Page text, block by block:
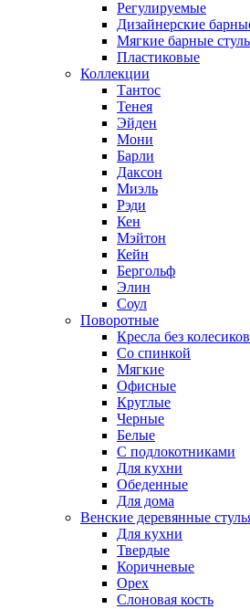
Регулируемые
Дизайнерские
Мягкие барные
Пластиковые
Коллекции
Тантос
Тенея
Эйден
Мони
Барли
Даксон
Миэль
Рэди
Кен
Мэйтон
Кейн
Бергольф
Элин
Соул
Поворотные
Кресла без колесиков
Со спинкой
Мягкие
Офисные
Круглые
Черные
Белые
С подлокотниками
Для кухни
Обеденные
Для дома
Венские деревянные
Для кухни
Твердые
Коричневые
Орех
Слоновая кость